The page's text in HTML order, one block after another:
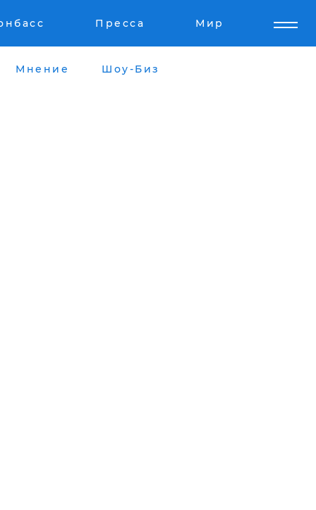
Пресса Мир
Мнение Шоу-Биз